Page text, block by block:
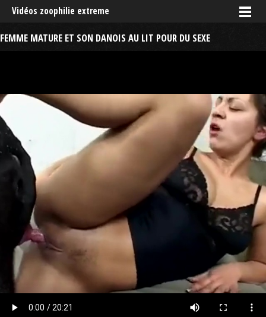
Vidéos zoophilie extreme
FEMME MATURE ET SON DANOIS AU LIT POUR DU SEXE